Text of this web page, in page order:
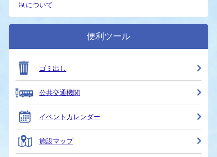
制について
便利ツール
ゴミ出し
公共交通機関
イベントカレンダー
施設マップ